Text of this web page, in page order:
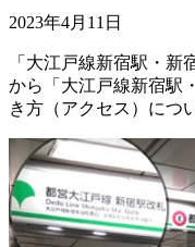
2023年4月11日
「大江戸線新宿駅・新
から「大江戸線新宿駅
き方（アクセス）につ